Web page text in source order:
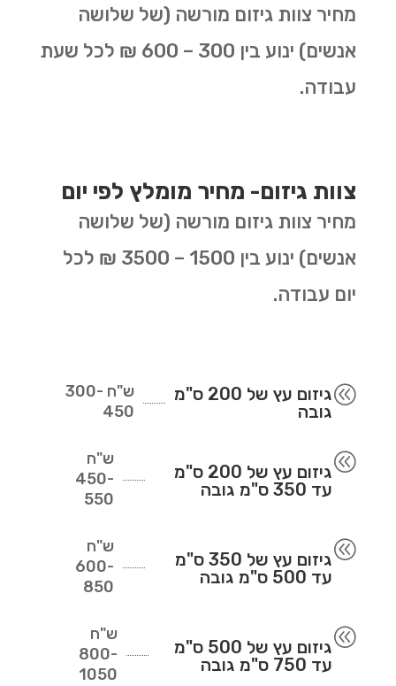
מחיר צוות גיזום מורשה (של שלושה
אנשים) ינוע בין 300 – 600 ₪ לכל שעת
עבודה.
צוות גיזום- מחיר מומלץ לפי יום
מחיר צוות גיזום מורשה (של שלושה
אנשים) ינוע בין 1500 – 3500 ₪ לכל
יום עבודה.
@
גיזום עץ של 200 ס"מ
גובה
ש"ח 300-
450
@
גיזום עץ של 200 ס"מ
עד 350 ס"מ גובה
ש"ח
450-
550
@
גיזום עץ של 350 ס"מ
עד 500 ס"מ גובה
ש"ח
600-
850
@
גיזום עץ של 500 ס"מ
עד 750 ס"מ גובה
ש"ח
800-
1050